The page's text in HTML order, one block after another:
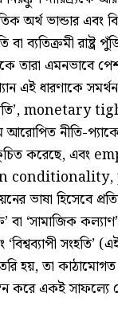
অর্থ ভান্ডার এবং
বা ব্যতিক্রমী
তারা এমনভাবে
এই ধারণাকে
monetary
আরোপিত নীতি-
করেছে, এবং
conditionality,
ভাষা হিসেবে
বা ‘সামাজিক
হয়, তা
করে একই সাফল্যে